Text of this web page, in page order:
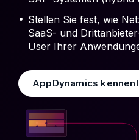
Stellen Sie fest, wie
SaaS- und
User Ihrer
AppDynamics